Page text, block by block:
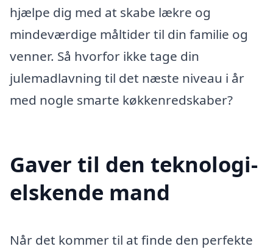
hjælpe dig med at skabe lækre og
mindeværdige måltider til din familie og
venner. Så hvorfor ikke tage din
julemadlavning til det næste niveau i år
med nogle smarte køkkenredskaber?
Gaver til den teknologi-
elskende mand
Når det kommer til at finde den perfekte